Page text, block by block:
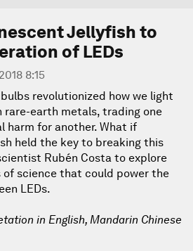
Jellyfish to
of LEDs
8:15
revolutionized how we light
rare-earth metals, trading one
harm for another. What if
held the key to breaking this
Rubén Costa to explore
of science that could power the
LEDs.
in English, Mandarin Chinese